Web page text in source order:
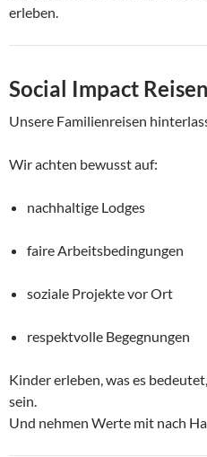
erleben.
Social Impact
Unsere Familienreisen
Wir achten bewusst auf:
nachhaltige Lodges
faire Arbeitsbedingungen
soziale Projekte vor Ort
respektvolle Begegnungen
Kinder erleben, was es
sein.
Und nehmen Werte mit nach